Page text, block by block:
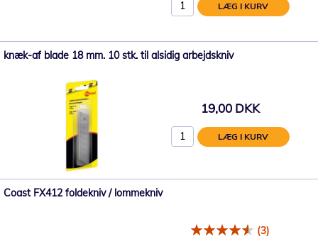
LÆG I KURV
knæk-af blade 18 mm. 10 stk. til alsidig arbejdskniv
19,00 DKK
LÆG I KURV
Coast FX412 foldekniv / lommekniv
(3)